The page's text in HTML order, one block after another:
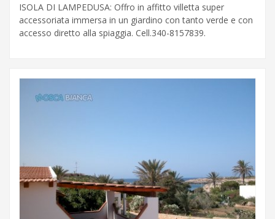
Piemonte
Puglia
Sardegna
Sicilia
Valle
d'Aosta
ISOLA DI LAMPEDUSA: Offro in affitto villetta super
accessoriata immersa in un giardino con tanto verde e con
accesso diretto alla spiaggia. Cell.340-8157839.